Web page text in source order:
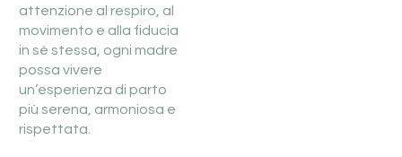
attenzione al respiro, al
movimento e alla fiducia
in sé stessa, ogni madre
possa vivere
un’esperienza di parto
più serena, armoniosa e
rispettata.